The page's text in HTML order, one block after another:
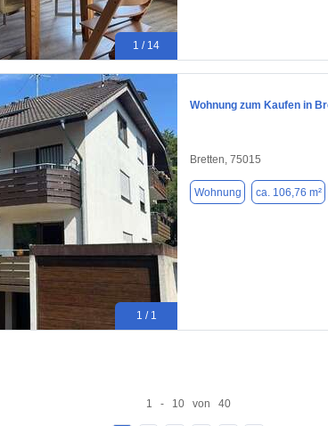
1 / 14
1 / 1
Wohnung zum Kaufen in
Bretten, 75015
Wohnung ca. 106,76 m²
1 - 10 von 40